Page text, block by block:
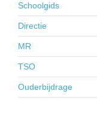
Schoolgids
Directie
MR
TSO
Ouderbijdrage